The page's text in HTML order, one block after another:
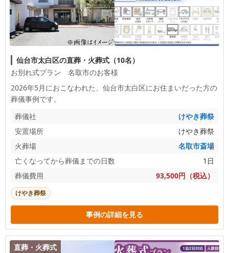
仙台市太白区の直葬・火葬式（10名）
お別れ式プラン 名取市のお客様
2026年5月におこなわれた、 仙台市太白区にお住まいだった方の
葬儀事例です。
葬儀社
けやき葬祭
安置場所
けやき葬祭
火葬場
名取市斎場
亡くなってから葬儀までの日数
1日
葬儀費用
93,500円（税込）
けやき葬祭
事例の詳細を見る
直葬・火葬式